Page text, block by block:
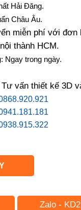
tại
là:
Hải Đăng.
Châu Âu.
miễn phí với đơn
thành HCM.
: Ngay trong ngày.
Tư vấn thiết kế 3D
Zalo - KD2